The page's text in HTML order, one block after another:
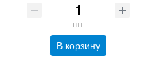
шт
В корзину